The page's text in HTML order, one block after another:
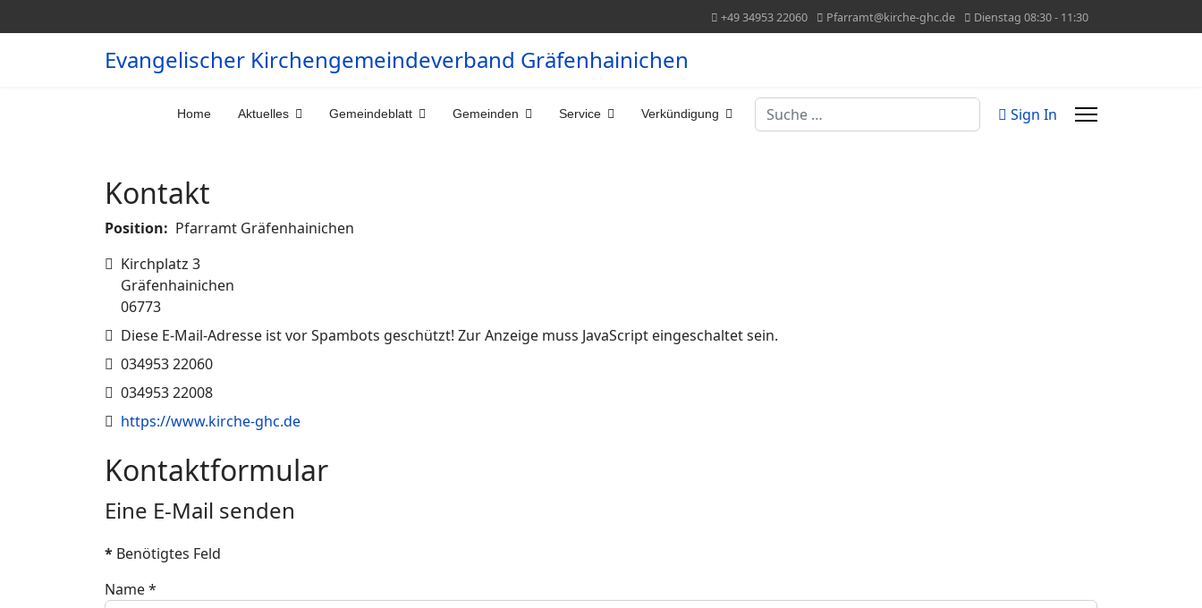
+49 34953 22060 Pfarramt@kirche-ghc.de Dienstag 08:30 - 11:30
Evangelischer Kirchengemeindeverband Gräfenhainichen
Home Aktuelles Gemeindeblatt Gemeinden Service Verkündigung Suchen Sign In
Kontakt
Position: Pfarramt Gräfenhainichen
Adresse
Kirchplatz 3
Gräfenhainichen
06773
E-Mail
Diese E-Mail-Adresse ist vor Spambots geschützt! Zur Anzeige muss JavaScript eingeschaltet sein.
Telefon
034953 22060
Fax
034953 22008
Website
https://www.kirche-ghc.de
Kontaktformular
Eine E-Mail senden
* Benötigtes Feld
Name*